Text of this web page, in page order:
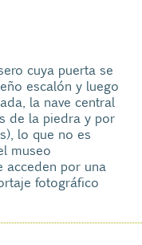
cuya puerta se
escalón y luego
la nave central
de la piedra y por
lo que no es
museo
acceden por una
fotográfico